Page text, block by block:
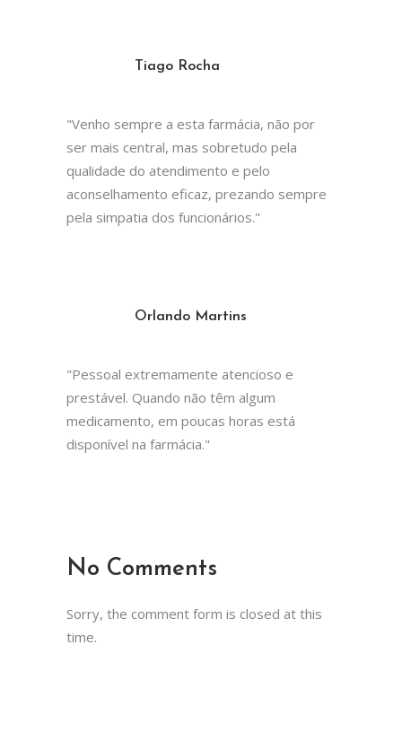
Tiago Rocha
"Venho sempre a esta farmácia, não por
ser mais central, mas sobretudo pela
qualidade do atendimento e pelo
aconselhamento eficaz, prezando sempre
pela simpatia dos funcionários."
Orlando Martins
"Pessoal extremamente atencioso e
prestável. Quando não têm algum
medicamento, em poucas horas está
disponível na farmácia."
No Comments
Sorry, the comment form is closed at this
time.